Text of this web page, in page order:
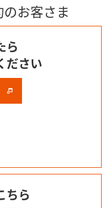
お客さま
ら
ださい
ちら